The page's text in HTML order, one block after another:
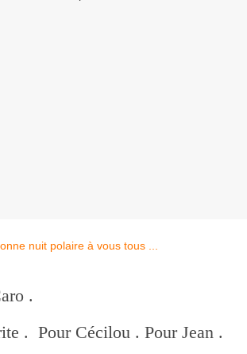
.
. Pour Cécilou . Pour Jean .